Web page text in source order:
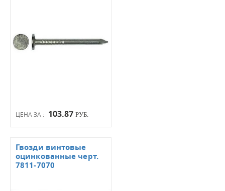
ЦЕНА ЗА : 103.87 РУБ.
Гвозди винтовые
оцинкованные черт.
7811-7070